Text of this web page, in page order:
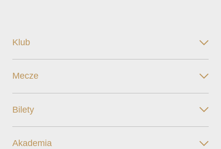
Klub
Mecze
Bilety
Akademia